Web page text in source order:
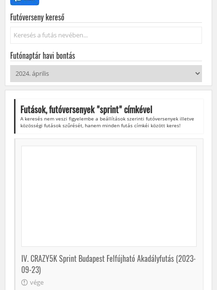
Futóverseny kereső
Keresés...
Futónaptár havi bontás
Futások, futóversenyek "sprint" címkével
A keresés nem veszi figyelembe a beállítások szerinti futóversenyek illetve
közösségi futások szűrését, hanem minden futás címkéi között keres!
IV. CRAZY5K Sprint Budapest Felfújható Akadályfutás (2023-
09-23)
vége